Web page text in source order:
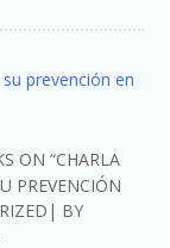
ON “CHARLA
PREVENCIÓN
BY